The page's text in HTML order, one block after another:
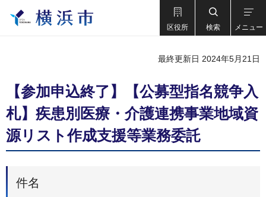
区役所 検索 メニュー
最終更新日 2024年5月21日
【参加申込終了】【公募型指名競争入
札】疾患別医療・介護連携事業地域資
源リスト作成支援等業務委託
件名